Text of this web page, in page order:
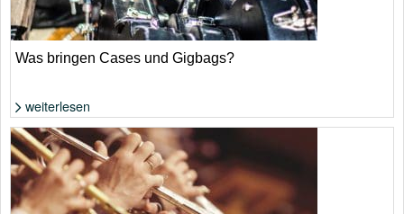
Foto: Shutterstock von Michael Repenning
Was bringen Cases und Gigbags?
weiterlesen